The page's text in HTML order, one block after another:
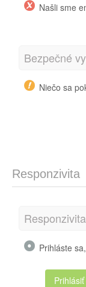
Našli sme
Bezpečné
Niečo sa
Responzivita
Prihláste